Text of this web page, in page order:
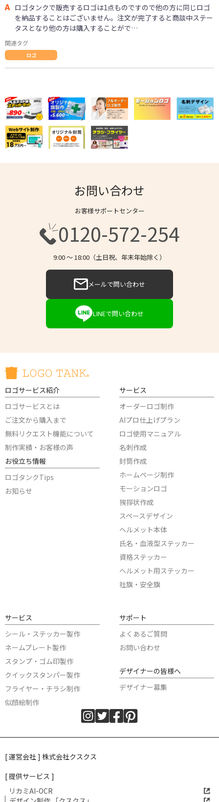
A ロゴタンクで販売するロゴは1点ものですので他の方に同じロゴ
を納品することはございません。注文が完了すると商談中ステー
タスとなり他の方は購入することがで…
関連タグ
ロゴ
お問い合わせ
お客様サポートセンター
0120-572-254
9:00 〜 18:00（土日祝、年末年始除く）
メールで問い合わせ
LINEで問い合わせ
ロゴサービス紹介
ロゴサービスとは
ご注文から購入まで
無料リクエスト機能について
制作実績・お客様の声
お役立ち情報
ロゴタンクTips
お知らせ
サービス
オーダーロゴ制作
AIプロ仕上げプラン
ロゴ使用マニュアル
名刺作成
封筒作成
ホームページ制作
モーションロゴ
挨拶状作成
スペースデザイン
ヘルメット本体
氏名・血液型ステッカー
資格ステッカー
ヘルメット用ステッカー
社旗・安全旗
サービス
シール・ステッカー製作
ネームプレート製作
スタンプ・ゴム印製作
クイックスタンパー製作
フライヤー・チラシ制作
似顔絵制作
サポート
よくあるご質問
お問い合わせ
デザイナーの皆様へ
デザイナー募集
[ 運営会社 ] 株式会社クスクス
[ 提供サービス ]
リカミAI-OCR